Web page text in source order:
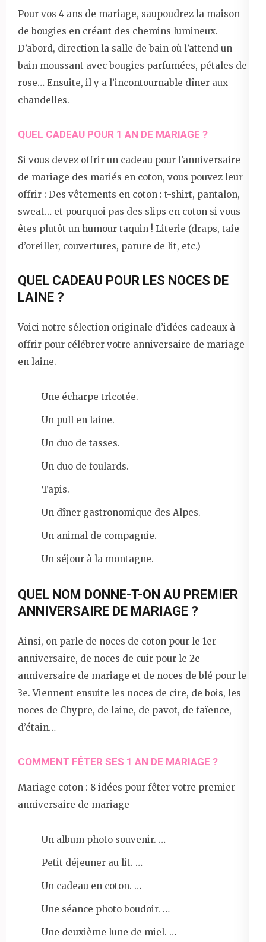
Pour vos 4 ans de mariage, saupoudrez la maison
de bougies en créant des chemins lumineux.
D’abord, direction la salle de bain où l’attend un
bain moussant avec bougies parfumées, pétales de
rose… Ensuite, il y a l’incontournable dîner aux
chandelles.
QUEL CADEAU POUR 1 AN DE MARIAGE ?
Si vous devez offrir un cadeau pour l’anniversaire
de mariage des mariés en coton, vous pouvez leur
offrir : Des vêtements en coton : t-shirt, pantalon,
sweat… et pourquoi pas des slips en coton si vous
êtes plutôt un humour taquin ! Literie (draps, taie
d’oreiller, couvertures, parure de lit, etc.)
QUEL CADEAU POUR LES NOCES DE
LAINE ?
Voici notre sélection originale d’idées cadeaux à
offrir pour célébrer votre anniversaire de mariage
en laine.
Une écharpe tricotée.
Un pull en laine.
Un duo de tasses.
Un duo de foulards.
Tapis.
Un dîner gastronomique des Alpes.
Un animal de compagnie.
Un séjour à la montagne.
QUEL NOM DONNE-T-ON AU PREMIER
ANNIVERSAIRE DE MARIAGE ?
Ainsi, on parle de noces de coton pour le 1er
anniversaire, de noces de cuir pour le 2e
anniversaire de mariage et de noces de blé pour le
3e. Viennent ensuite les noces de cire, de bois, les
noces de Chypre, de laine, de pavot, de faïence,
d’étain…
COMMENT FÊTER SES 1 AN DE MARIAGE ?
Mariage coton : 8 idées pour fêter votre premier
anniversaire de mariage
Un album photo souvenir. …
Petit déjeuner au lit. …
Un cadeau en coton. …
Une séance photo boudoir. …
Une deuxième lune de miel. …